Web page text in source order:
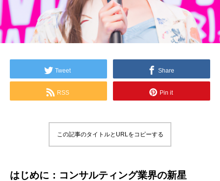
Tweet Share
RSS Pin it
この記事のタイトルとURLをコピーする
はじめに：コンサルティング業界の新星